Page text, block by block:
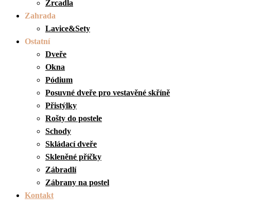
Zrcadla
Zahrada
Lavice&Sety
Ostatní
Dveře
Okna
Pódium
Posuvné dveře pro vestavěné skříně
Přistýlky
Rošty do postele
Schody
Skládací dveře
Skleněné příčky
Zábradlí
Zábrany na postel
Kontakt